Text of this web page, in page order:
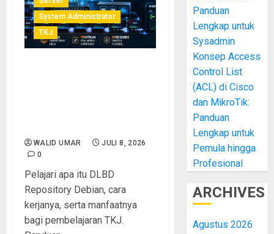
System Administrator
TKJ
WALID UMAR
JULI 8, 2026
0
Pelajari apa itu DLBD
Repository Debian, cara
kerjanya, serta manfaatnya
bagi pembelajaran TKJ.
Panduan
Lengkap untuk
Sysadmin
Konsep Access
Control List
(ACL) di Cisco
dan MikroTik:
Panduan
Lengkap untuk
Pemula hingga
Profesional
ARCHIVES
Agustus 2026